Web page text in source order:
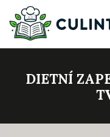
DIETNÍ